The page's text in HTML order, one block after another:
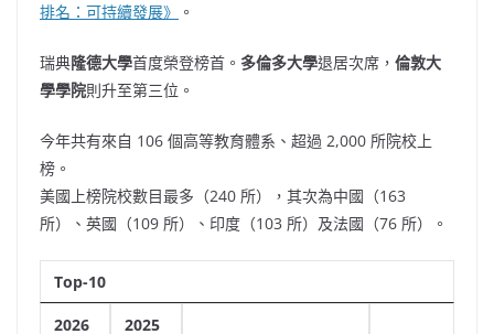
排名：可持續發展》
。
瑞典隆德大學首度榮登榜首。 多倫多大學退居次席， 倫敦大
學學院則升至第三位。
今年共有來自 106 個高等教育體系、超過 2,000 所院校上
榜。
美國上榜院校數目最多（240 所），其次為中國（163
所）、英國（109 所）、印度（103 所）及法國（76 所）。
Top-10
2026 2025